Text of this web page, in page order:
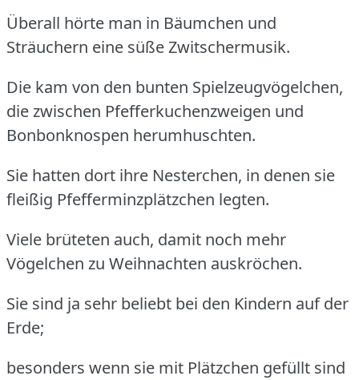
Überall hörte man in Bäumchen und
Sträuchern eine süße Zwitschermusik.
Die kam von den bunten Spielzeugvögelchen,
die zwischen Pfefferkuchenzweigen und
Bonbonknospen herumhuschten.
Sie hatten dort ihre Nesterchen, in denen sie
fleißig Pfefferminzplätzchen legten.
Viele brüteten auch, damit noch mehr
Vögelchen zu Weihnachten auskröchen.
Sie sind ja sehr beliebt bei den Kindern auf der
Erde;
besonders wenn sie mit Plätzchen gefüllt sind